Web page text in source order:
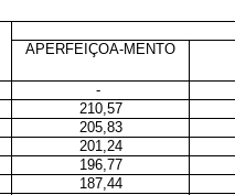
APERFEIÇOA-MENTO
-
210,57
205,83
201,24
196,77
187,44